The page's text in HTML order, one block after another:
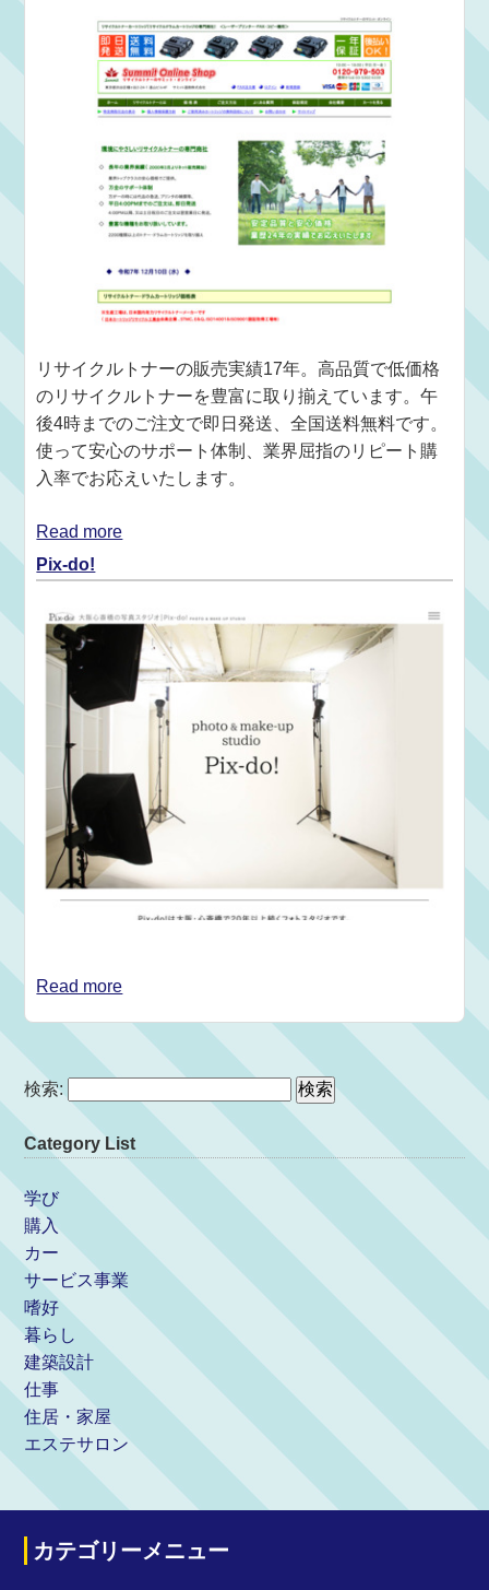
リサイクルトナーの販売実績17年。高品質で低価格
のリサイクルトナーを豊富に取り揃えています。午
後4時までのご注文で即日発送、全国送料無料です。
使って安心のサポート体制、業界屈指のリピート購
入率でお応えいたします。
Read more
Pix-do!
Read more
検索:
Category List
学び
購入
カー
サービス事業
嗜好
暮らし
建築設計
仕事
住居・家屋
エステサロン
カテゴリーメニュー